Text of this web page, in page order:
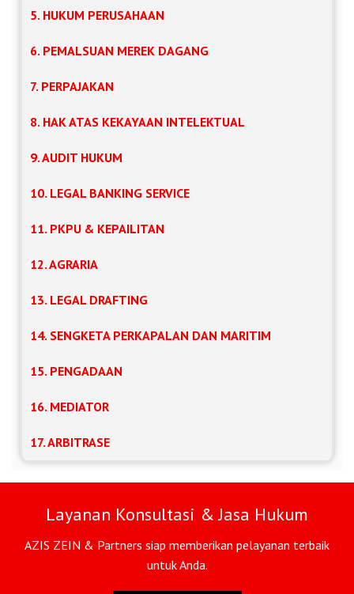
5. HUKUM PERUSAHAAN
6. PEMALSUAN MEREK DAGANG
7. PERPAJAKAN
8. HAK ATAS KEKAYAAN INTELEKTUAL
9. AUDIT HUKUM
10. LEGAL BANKING SERVICE
11. PKPU & KEPAILITAN
12. AGRARIA
13. LEGAL DRAFTING
14. SENGKETA PERKAPALAN DAN MARITIM
15. PENGADAAN
16. MEDIATOR
17. ARBITRASE
Layanan Konsultasi & Jasa Hukum
AZIS ZEIN & Partners siap memberikan pelayanan terbaik
untuk Anda.